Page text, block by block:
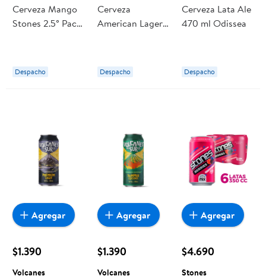
Cerveza Mango
Stones 2.5° Pack
Despacho
Cerveza
American Lager
Despacho
Cerveza Lata Ale
470 ml Odissea
Despacho
$1.390
Volcanes
Agregar
$1.390
Volcanes
Agregar
$4.690
Stones
Agregar